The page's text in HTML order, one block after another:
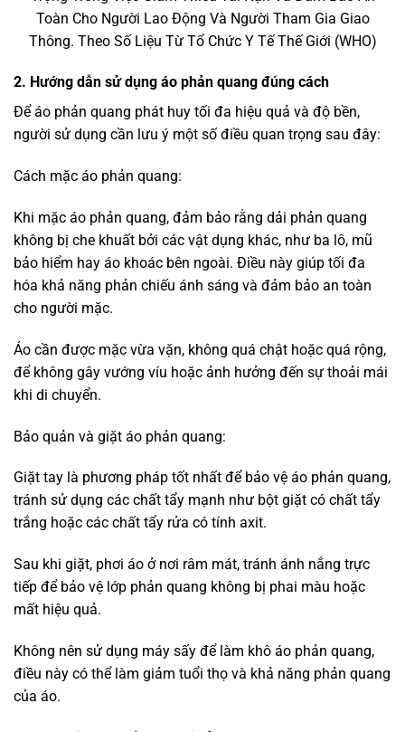
Giặt tay là phương pháp tốt nhất để bảo vệ áo phản quang,
trắng hoặc các chất tẩy rửa có tính axit.
Sau khi giặt, phơi áo ở nơi râm mát, tránh ánh nắng trực
mất hiệu quả.
Không nên sử dụng máy sấy để làm khô áo phản quang,
điều này có thể làm giảm tuổi thọ và khả năng phản quang
của áo.
3. Đánh giá thực tế từ người sử dụng
hiệu quả và tính tiện dụng của sản phẩm. Dưới đây là một
số phản hồi thực tế từ các đối tượng sử dụng áo phản
quang trong công việc và sinh hoạt:
Công nhân xây dựng:
“Áo phản quang chất lượng giúp tôi an tâm làm việc trong
điều kiện thiếu sáng. Với dải phản quang rõ nét, tôi dễ dàng
được nhận diện từ xa, điều này thực sự quan trọng khi làm
Người đi xe đạp:
cảm thấy rất yên tâm. Áo nhẹ, thoáng khí, không gây bí
bách khi đạp xe lâu dài, đồng thời giúp tôi được nhìn thấy
dễ dàng trên đường.”